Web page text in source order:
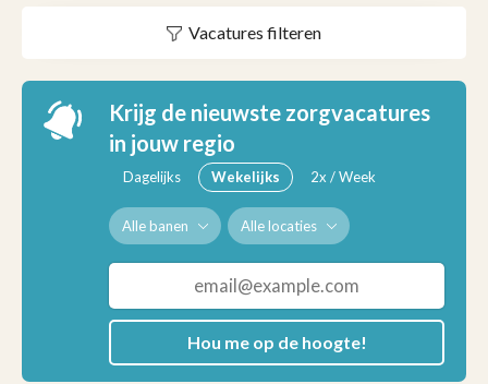
Vacatures filteren
Krijg de nieuwste zorgvacatures
in jouw regio
Dagelijks Wekelijks 2x / Week
Alle banen Alle locaties
Hou me op de hoogte!